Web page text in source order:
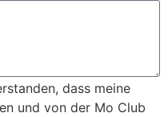
dass meine
und von der Mo Club